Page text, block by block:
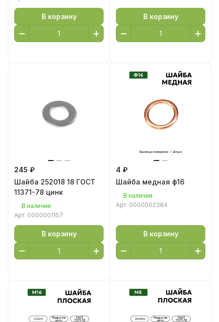
В корзину В корзину
245 ₽
Шайба 252018 18 ГОСТ
11371-78 цинк
В наличии
Арт. 0000001157
В корзину
4 ₽
Шайба медная ф16
В наличии
Арт. 0000002384
В корзину